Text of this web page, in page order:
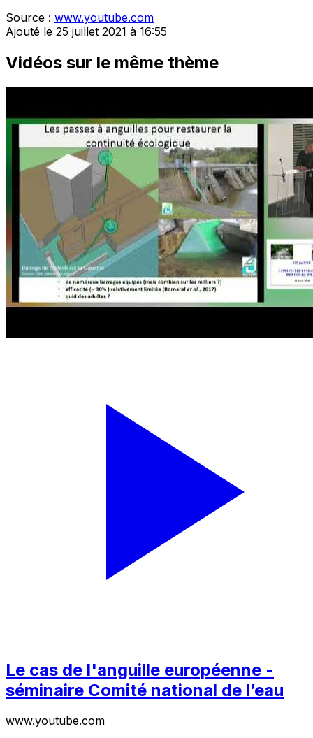
Source : www.youtube.com
Ajouté le 25 juillet 2021 à 16:55
Vidéos sur le même thème
Le cas de l'anguille européenne -
séminaire Comité national de l’eau
www.youtube.com